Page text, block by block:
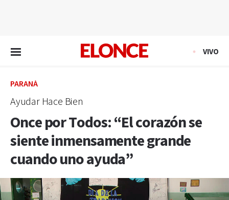
VIVO
PARANÁ
Ayudar Hace Bien
Once por Todos: “El corazón se
siente inmensamente grande
cuando uno ayuda”